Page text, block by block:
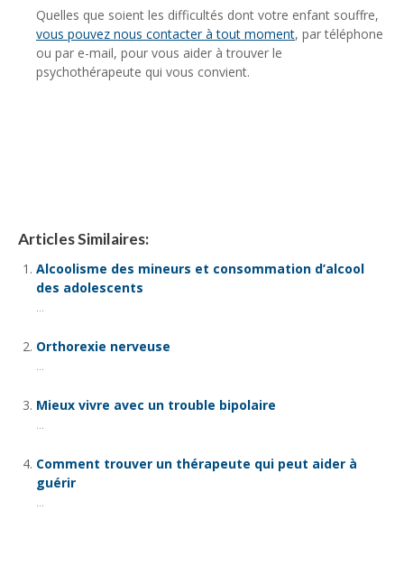
Quelles que soient les difficultés dont votre enfant souffre,
vous pouvez nous contacter à tout moment, par téléphone
ou par e-mail, pour vous aider à trouver le
psychothérapeute qui vous convient.
Articles Similaires:
Alcoolisme des mineurs et consommation d’alcool
des adolescents
...
Orthorexie nerveuse
...
Mieux vivre avec un trouble bipolaire
...
Comment trouver un thérapeute qui peut aider à
guérir
...